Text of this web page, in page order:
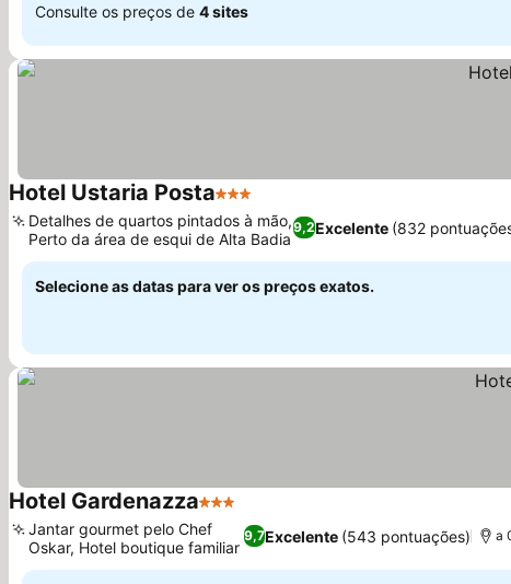
Consulte os preços de 4 sites
Hotel Ustaria Posta3 Estrelas
9,2Excelente (832
Detalhes de quartos pintados à mão,
Perto da área de esqui de Alta Badia
Selecione as datas para ver os preços exatos.
Hotel Gardenazza3 Estrelas
9,7Excelente (543 pontuações)
Jantar gourmet pelo Chef
Oskar, Hotel boutique familiar
a